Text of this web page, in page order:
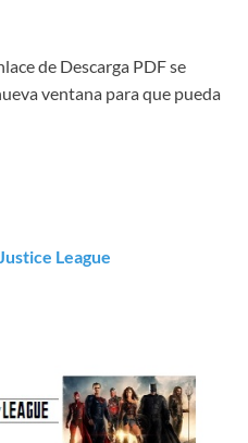
de Descarga PDF se
ventana para que pueda
League